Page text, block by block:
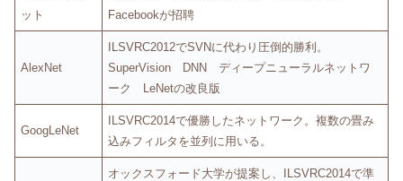
ット
Facebookが招聘
AlexNet
ILSVRC2012でSVNに代わり圧倒的勝利。
SuperVision DNN ディープニューラルネットワ
ーク LeNetの改良版
GoogLeNet
ILSVRC2014で優勝したネットワーク。複数の畳み
込みフィルタを並列に用いる。
オックスフォード大学が提案し、ILSVRC2014で準